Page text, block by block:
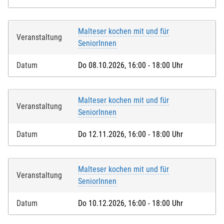
Veranstaltung
Malteser kochen mit und für
SeniorInnen
Datum Do 08.10.2026, 16:00 - 18:00 Uhr
Veranstaltung
Malteser kochen mit und für
SeniorInnen
Datum Do 12.11.2026, 16:00 - 18:00 Uhr
Veranstaltung
Malteser kochen mit und für
SeniorInnen
Datum Do 10.12.2026, 16:00 - 18:00 Uhr